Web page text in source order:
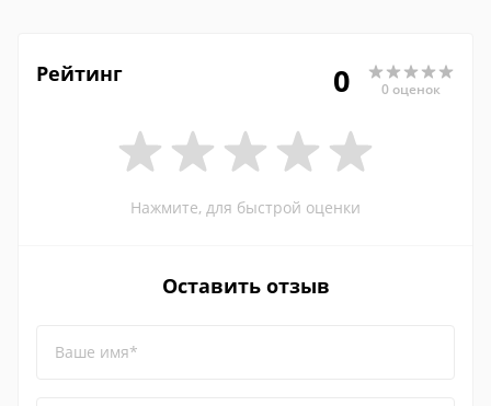
Рейтинг 0 0 оценок
Нажмите, для быстрой оценки
Оставить отзыв
Ваше имя*